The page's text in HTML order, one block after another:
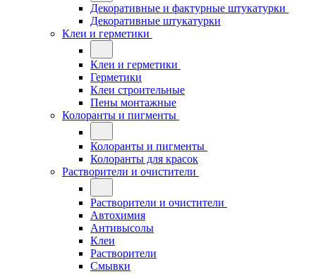
Декоративные и фактурные штукатурки
Декоративные штукатурки
Клеи и герметики
Клеи и герметики
Герметики
Клеи строительные
Пены монтажные
Колоранты и пигменты
Колоранты и пигменты
Колоранты для красок
Растворители и очистители
Растворители и очистители
Автохимия
Антивысолы
Клеи
Растворители
Смывки